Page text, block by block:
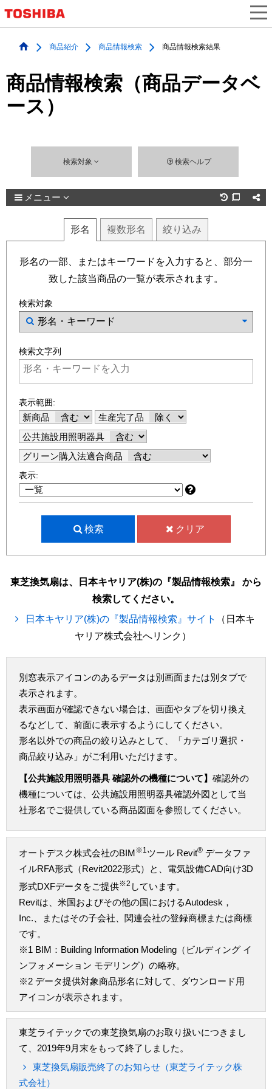
商品紹介 商品情報検索 商品情報検索結果
商品情報検索（商品データベ
ース）
検索対象 検索ヘルプ
メニュー 
形名 複数形名 絞り込み
形名の一部、またはキーワードを入力すると、部分一
致した該当商品の一覧が表示されます。
検索対象
検索文字列
表示範囲:
新商品
生産完了品
公共施設用照明器具
グリーン購入法適合商品
表示:
検索 クリア
東芝換気扇は、日本キヤリア(株)の『製品情報検索』 から
検索してください。
日本キヤリア(株)の『製品情報検索』サイト
（日本キ
ヤリア株式会社へリンク）
別窓表示アイコンのあるデータは別画面または別タブで
表示されます。
表示画面が確認できない場合は、画面やタブを切り換え
るなどして、前面に表示するようにしてください。
形名以外での商品の絞り込みとして、「カテゴリ選択・
商品絞り込み」がご利用いただけます。
【公共施設用照明器具 確認外の機種について】 確認外の
機種については、公共施設用照明器具確認外図として当
社形名でご提供している商品図面を参照してください。
オートデスク株式会社のBIM※1 ツール Revit® データファ
イルRFA形式（Revit2022形式）と、電気設備CAD向け3D
形式DXFデータをご提供※2 しています。
Revitは、米国およびその他の国におけるAutodesk，
Inc.、またはその子会社、関連会社の登録商標または商標
です。
※1 BIM：Building Information Modeling（ビルディング イ
ンフォメーション モデリング）の略称。
※2 データ提供対象商品形名に対して、ダウンロード用
アイコンが表示されます。
東芝ライテックでの東芝換気扇のお取り扱いにつきまし
て、2019年9月末をもって終了しました。
東芝換気扇販売終了のお知らせ（東芝ライテック株
式会社）